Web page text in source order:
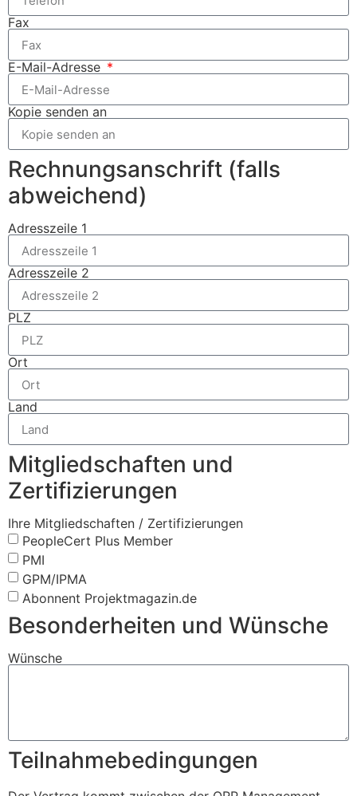
Fax
E-Mail-Adresse
Kopie senden an
Rechnungsanschrift (falls
abweichend)
Adresszeile 1
Adresszeile 2
PLZ
Ort
Land
Mitgliedschaften und
Zertifizierungen
Ihre Mitgliedschaften / Zertifizierungen
PeopleCert Plus Member
PMI
GPM/IPMA
Abonnent Projektmagazin.de
Besonderheiten und Wünsche
Wünsche
Teilnahmebedingungen